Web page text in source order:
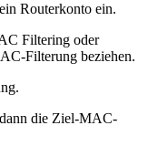
Routerkonto ein.
Filtering oder
Filterung beziehen.
die Ziel-MAC-